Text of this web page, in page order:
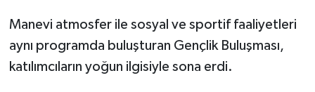
Manevi atmosfer ile sosyal ve sportif faaliyetleri
aynı programda buluşturan Gençlik Buluşması,
katılımcıların yoğun ilgisiyle sona erdi.